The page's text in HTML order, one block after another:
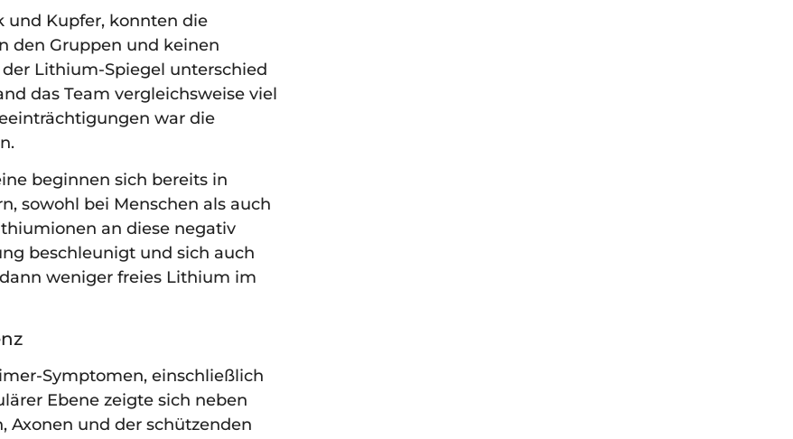
und Kupfer, konnten die
den Gruppen und keinen
Lithium-Spiegel unterschied
das Team vergleichsweise viel
war die
beginnen sich bereits in
sowohl bei Menschen als auch
an diese negativ
beschleunigt und sich auch
weniger freies Lithium im
Symptomen, einschließlich
Ebene zeigte sich neben
Axonen und der schützenden